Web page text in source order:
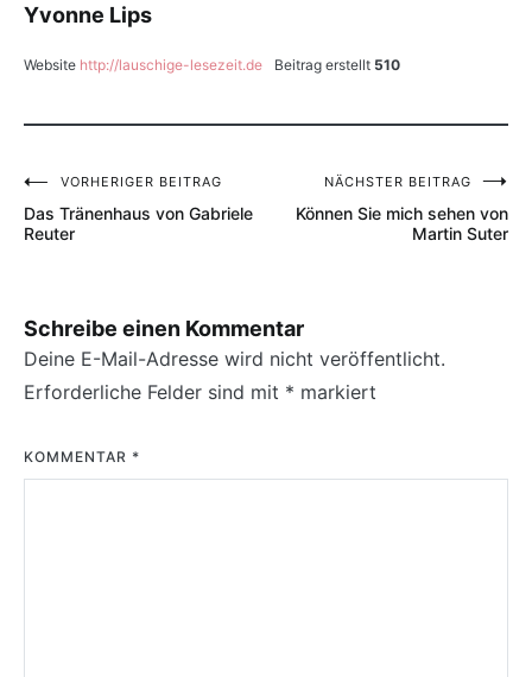
Yvonne Lips
Website http://lauschige-lesezeit.de Beitrag erstellt 510
Beitragsnavigation
VORHERIGER BEITRAG
Das Tränenhaus von Gabriele
Reuter
NÄCHSTER BEITRAG
Können Sie mich sehen von
Martin Suter
Schreibe einen Kommentar
Deine E-Mail-Adresse wird nicht veröffentlicht.
Erforderliche Felder sind mit * markiert
KOMMENTAR *